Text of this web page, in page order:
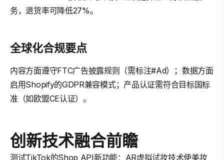
务，退货率可降低27%。
全球化合规要点
内容方面遵守FTC广告披露规则（需标注#Ad）；数据方面
启用Shopify的GDPR兼容模式；产品认证需符合目标国标
准（如欧盟CE认证）。
创新技术融合前瞻
测试TikTok的Shop API新功能：AR虚拟试妆技术使美妆